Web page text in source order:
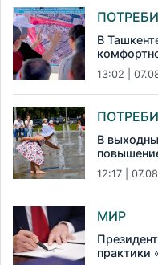
В
13:02 |
В
12:17 | 07.08
МИР
практики